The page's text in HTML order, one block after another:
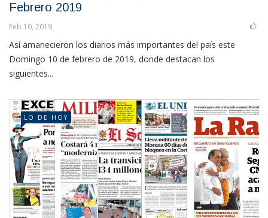
Febrero 2019
Feb 10, 2019
Así amanecieron los diarios más importantes del país este
Domingo 10 de febrero de 2019, donde destacan los
siguientes...
LO DE HOY